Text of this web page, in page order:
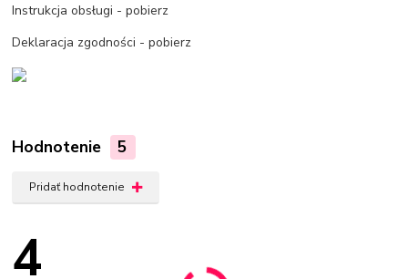
Instrukcja obsługi - pobierz
Deklaracja zgodności - pobierz
Hodnotenie 5
Pridať hodnotenie
4